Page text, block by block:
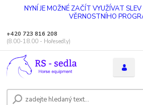
NYNÍ JE MOŽNÉ ZAČÍT VYUŽÍVAT
VĚRNOSTNÍHO
+420 723 816 208
(8.00-18.00 - Hořesedly)